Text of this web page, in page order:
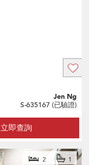
立即查詢
Jen Ng
S-635167 (已驗證)
2 1